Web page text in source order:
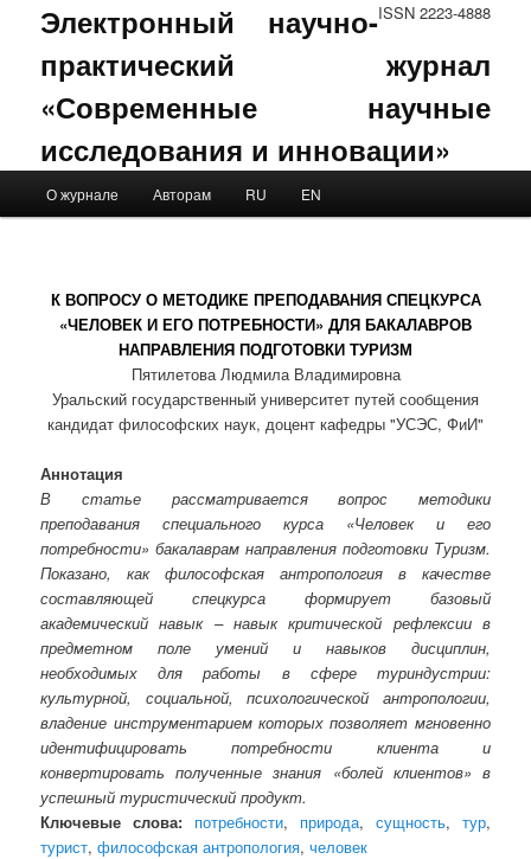
ISSN 2223-4888
Электронный научно-
практический журнал
«Современные научные
исследования и инновации»
Skip to primary content
Skip to secondary content
О журнале Авторам RU EN
К ВОПРОСУ О МЕТОДИКЕ ПРЕПОДАВАНИЯ СПЕЦКУРСА
«ЧЕЛОВЕК И ЕГО ПОТРЕБНОСТИ» ДЛЯ БАКАЛАВРОВ
НАПРАВЛЕНИЯ ПОДГОТОВКИ ТУРИЗМ
Пятилетова Людмила Владимировна
Уральский государственный университет путей сообщения
кандидат философских наук, доцент кафедры "УСЭС, ФиИ"
Аннотация
В статье рассматривается вопрос методики
преподавания специального курса «Человек и его
потребности» бакалаврам направления подготовки Туризм.
Показано, как философская антропология в качестве
составляющей спецкурса формирует базовый
академический навык – навык критической рефлексии в
предметном поле умений и навыков дисциплин,
необходимых для работы в сфере туриндустрии:
культурной, социальной, психологической антропологии,
владение инструментарием которых позволяет мгновенно
идентифицировать потребности клиента и
конвертировать полученные знания «болей клиентов» в
успешный туристический продукт.
Ключевые слова: потребности, природа, сущность, тур,
турист,философская антропология,человек